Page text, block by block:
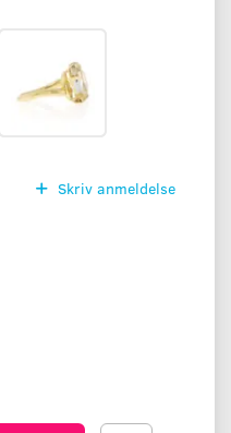
Skriv anmeldelse